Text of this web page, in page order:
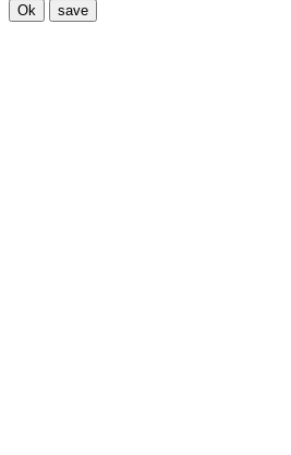
Ok save